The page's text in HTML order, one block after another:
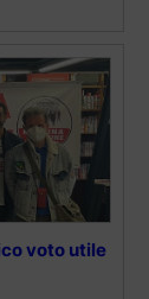
voto utile